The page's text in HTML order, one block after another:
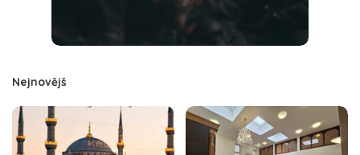
Nejnovějš